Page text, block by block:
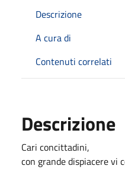
Descrizione
A cura di
Contenuti correlati
Descrizione
Cari concittadini,
con grande dispiacere vi